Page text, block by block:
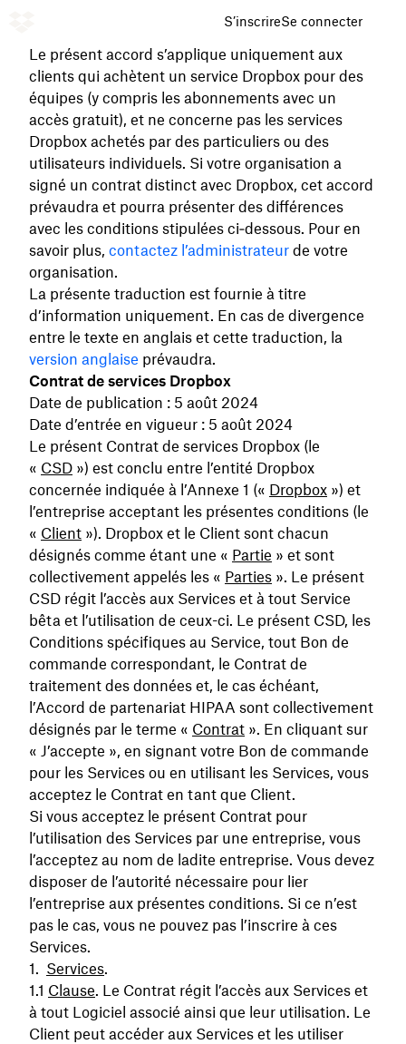
S’inscrireSe connecter
Le présent accord s’applique uniquement aux
clients qui achètent un service Dropbox pour des
équipes (y compris les abonnements avec un
accès gratuit), et ne concerne pas les services
Dropbox achetés par des particuliers ou des
utilisateurs individuels. Si votre organisation a
signé un contrat distinct avec Dropbox, cet accord
prévaudra et pourra présenter des différences
avec les conditions stipulées ci‑dessous. Pour en
savoir plus, contactez l’administrateur de votre
organisation.
La présente traduction est fournie à titre
d’information uniquement. En cas de divergence
entre le texte en anglais et cette traduction, la
version anglaise prévaudra.
Contrat de services Dropbox
Date de publication : 5 août 2024
Date d’entrée en vigueur : 5 août 2024
Le présent Contrat de services Dropbox (le
« CSD ») est conclu entre l’entité Dropbox
concernée indiquée à l’Annexe 1 (« Dropbox ») et
l’entreprise acceptant les présentes conditions (le
« Client »). Dropbox et le Client sont chacun
désignés comme étant une « Partie » et sont
collectivement appelés les « Parties ». Le présent
CSD régit l’accès aux Services et à tout Service
bêta et l’utilisation de ceux-ci. Le présent CSD, les
Conditions spécifiques au Service, tout Bon de
commande correspondant, le Contrat de
traitement des données et, le cas échéant,
l’Accord de partenariat HIPAA sont collectivement
désignés par le terme « Contrat ». En cliquant sur
« J’accepte », en signant votre Bon de commande
pour les Services ou en utilisant les Services, vous
acceptez le Contrat en tant que Client.
Si vous acceptez le présent Contrat pour
l’utilisation des Services par une entreprise, vous
l’acceptez au nom de ladite entreprise. Vous devez
disposer de l’autorité nécessaire pour lier
l’entreprise aux présentes conditions. Si ce n’est
pas le cas, vous ne pouvez pas l’inscrire à ces
Services.
Services.
Clause. Le Contrat régit l’accès aux Services et
à tout Logiciel associé ainsi que leur utilisation. Le
Client peut accéder aux Services et les utiliser